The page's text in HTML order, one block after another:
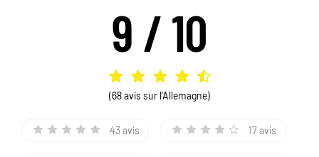
9 / 10
(68 avis sur l'Allemagne)
43 avis 17 avis